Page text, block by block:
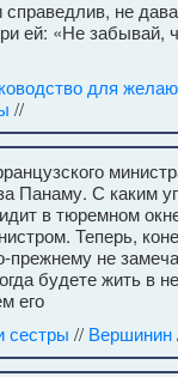
не
ей: «Не забывай,
для
//
Панаму. С каким
в тюремном
Теперь,
не
будете жить в
его
сестры // Вершинин